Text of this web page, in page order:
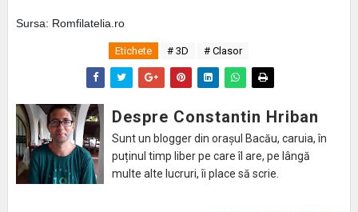
Sursa: Romfilatelia.ro
Etichete # 3D # Clasor
Despre Constantin Hriban
Sunt un blogger din orașul Bacău, caruia, în
puținul timp liber pe care îl are, pe lângă
multe alte lucruri, îi place să scrie.